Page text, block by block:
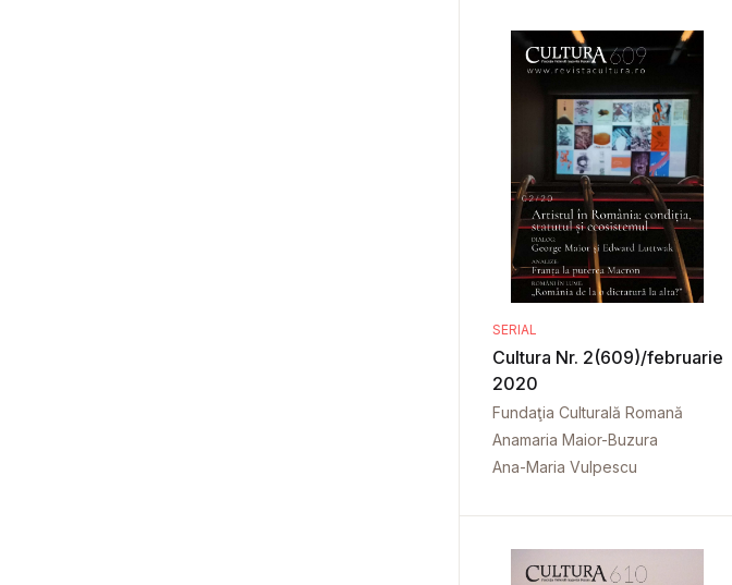
SERIAL
Cultura Nr. 2(609)/februarie
2020
Fundaţia Culturală Romană
Anamaria Maior-Buzura
Ana-Maria Vulpescu